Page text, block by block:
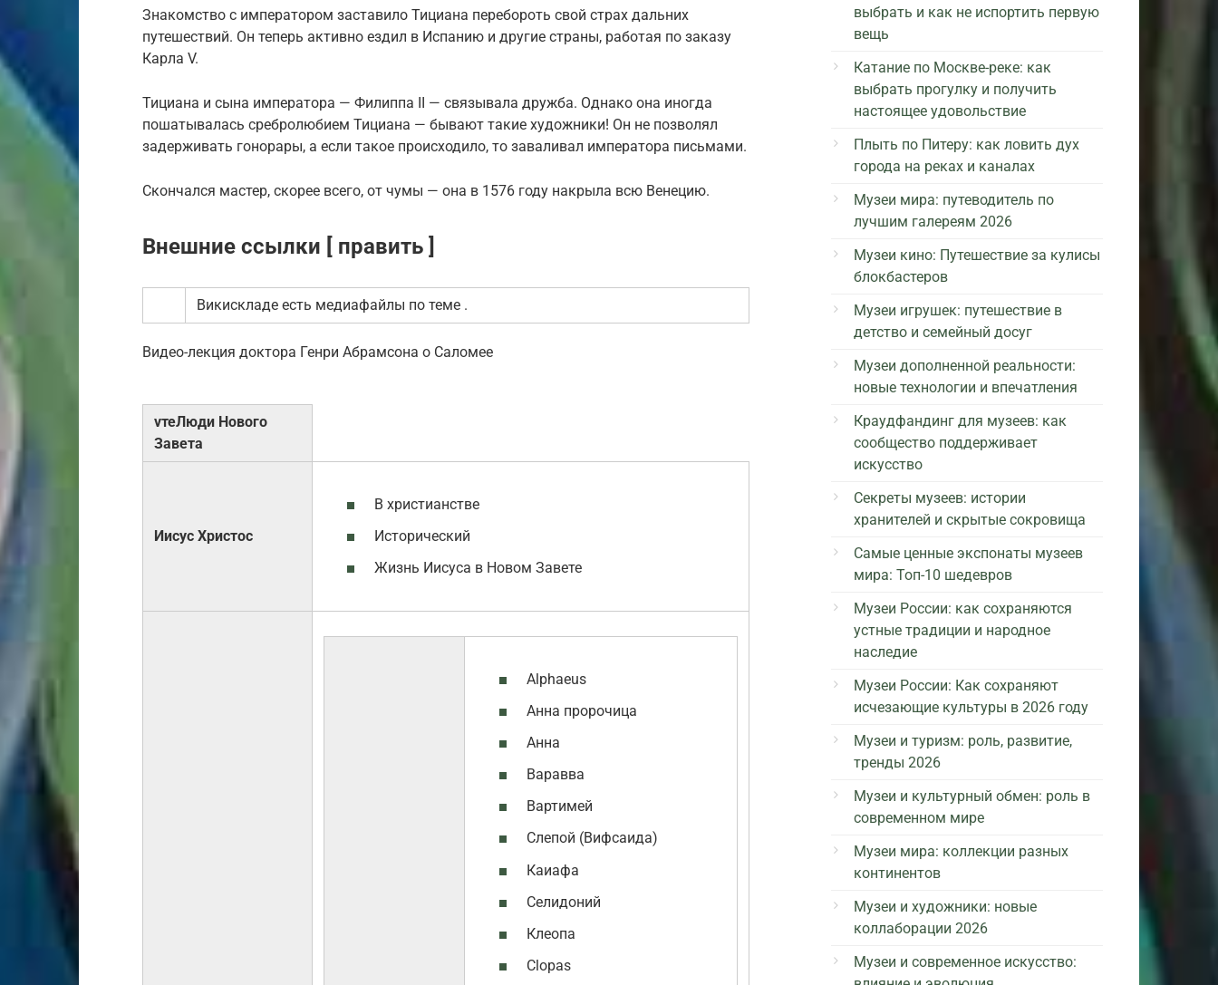
Знакомство с императором заставило Тициана перебороть свой страх дальних
путешествий. Он теперь активно ездил в Испанию и другие страны, работая по заказу
Карла V.
Тициана и сына императора — Филиппа II — связывала дружба. Однако она иногда
пошатывалась сребролюбием Тициана — бывают такие художники! Он не позволял
задерживать гонорары, а если такое происходило, то заваливал императора письмами.
Скончался мастер, скорее всего, от чумы — она в 1576 году накрыла всю Венецию.
Внешние ссылки [ править ]
Викискладе есть медиафайлы по теме .
Видео-лекция доктора Генри Абрамсона о Саломее
vтеЛюди Нового
Завета
Иисус Христос
В христианстве
Исторический
Жизнь Иисуса в Новом Завете
Alphaeus
Анна пророчица
Анна
Варавва
Вартимей
Слепой (Вифсаида)
Каиафа
Селидоний
Клеопа
Clopas
выбрать и как не испортить первую
вещь
Катание по Москве-реке: как
выбрать прогулку и получить
настоящее удовольствие
Плыть по Питеру: как ловить дух
города на реках и каналах
Музеи мира: путеводитель по
лучшим галереям 2026
Музеи кино: Путешествие за кулисы
блокбастеров
Музеи игрушек: путешествие в
детство и семейный досуг
Музеи дополненной реальности:
новые технологии и впечатления
Краудфандинг для музеев: как
сообщество поддерживает
искусство
Секреты музеев: истории
хранителей и скрытые сокровища
Самые ценные экспонаты музеев
мира: Топ-10 шедевров
Музеи России: как сохраняются
устные традиции и народное
наследие
Музеи России: Как сохраняют
исчезающие культуры в 2026 году
Музеи и туризм: роль, развитие,
тренды 2026
Музеи и культурный обмен: роль в
современном мире
Музеи мира: коллекции разных
континентов
Музеи и художники: новые
коллаборации 2026
Музеи и современное искусство: